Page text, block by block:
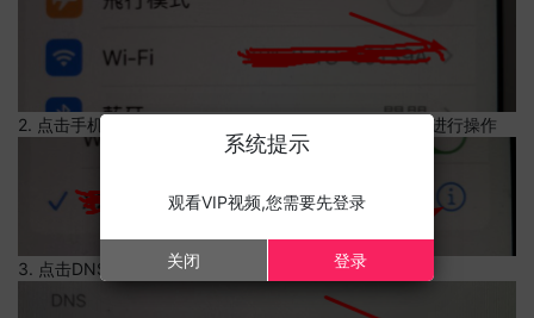
2. 点击手机的当前网络连接,上边有一个感叹号,点击可以进行操作
3. 点击DNS设置
系统提示
观看VIP视频,您需要先登录
关闭 登录